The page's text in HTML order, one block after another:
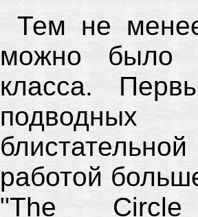
Тем не
можно было
класса.
работой
"The